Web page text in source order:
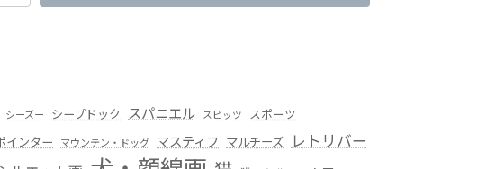
シーズー シープドック スパニエル スピッツ スポーツ
インター マウンテン・ドッグ マスティフ マルチーズ レトリバー